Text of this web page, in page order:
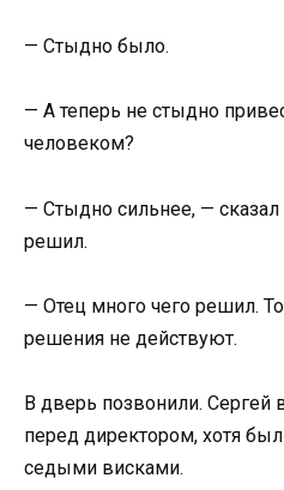
— Стыдно было.
— А теперь не стыдно
человеком?
— Стыдно сильнее, —
решил.
— Отец много чего решил.
решения не действуют.
В дверь позвонили. Сергей
перед директором, хотя
седыми висками.